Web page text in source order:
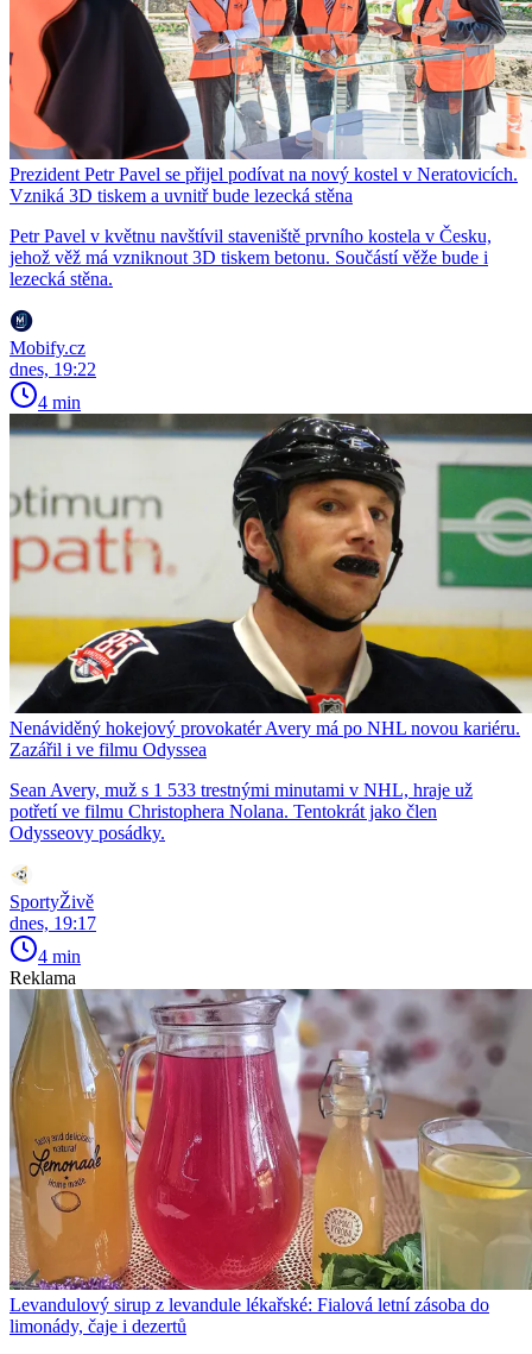
Prezident Petr Pavel se přijel podívat na nový kostel v Neratovicích.
Vzniká 3D tiskem a uvnitř bude lezecká stěna
Petr Pavel v květnu navštívil staveniště prvního kostela v Česku,
jehož věž má vzniknout 3D tiskem betonu. Součástí věže bude i
lezecká stěna.
Mobify.cz
dnes, 19:22
4 min
Nenáviděný hokejový provokatér Avery má po NHL novou kariéru.
Zazářil i ve filmu Odyssea
Sean Avery, muž s 1 533 trestnými minutami v NHL, hraje už
potřetí ve filmu Christophera Nolana. Tentokrát jako člen
Odysseovy posádky.
SportyŽivě
dnes, 19:17
4 min
Reklama
Levandulový sirup z levandule lékařské: Fialová letní zásoba do
limonády, čaje i dezertů